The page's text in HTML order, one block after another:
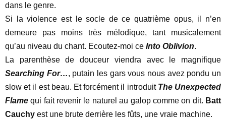
dans le genre.
Si la violence est le socle de ce quatrième opus, il n’en
demeure pas moins très mélodique, tant musicalement
qu’au niveau du chant. Ecoutez-moi ce Into Oblivion.
La parenthèse de douceur viendra avec le magnifique
Searching For…, putain les gars vous nous avez pondu un
slow et il est beau. Et forcément il introduit The Unexpected
Flame qui fait revenir le naturel au galop comme on dit. Batt
Cauchy est une brute derrière les fûts, une vraie machine.